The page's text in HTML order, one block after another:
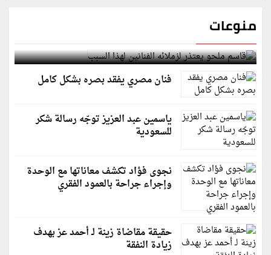
منوعات
قاسم ملحو يعتذر لزملائه الفنانين لهذا السبب
فنان مصري يفقد بصره بشكل كامل
ياسمين عبد العزيز توجّه رسالة شكر
للسعودية
نجوى فؤاد تكشف معاناتها مع الوحدة
وإجراء جراحة بالعمود الفقري
حقيقة مقاضاة زينة لـ أحمد عز بهدف
زيادة النفقة